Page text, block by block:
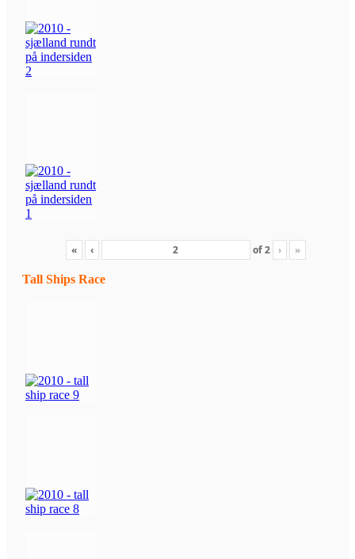
« ‹ of2 › »
Tall Ships Race